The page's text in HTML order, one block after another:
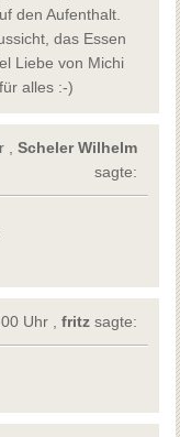
den Aufenthalt.
das Essen
Liebe von Michi
alles :-)
,Scheler Wilhelm
sagte:
Uhr ,fritz sagte: